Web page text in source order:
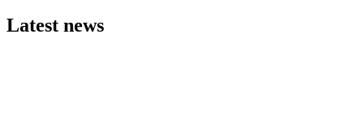
Latest news